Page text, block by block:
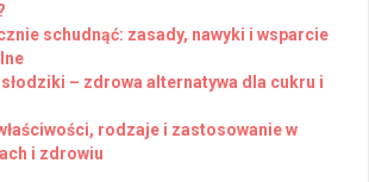
schudnąć: zasady, nawyki i wsparcie
– zdrowa alternatywa dla cukru i
rodzaje i zastosowanie w
i zdrowiu